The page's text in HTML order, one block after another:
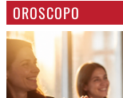
OROSCOPO